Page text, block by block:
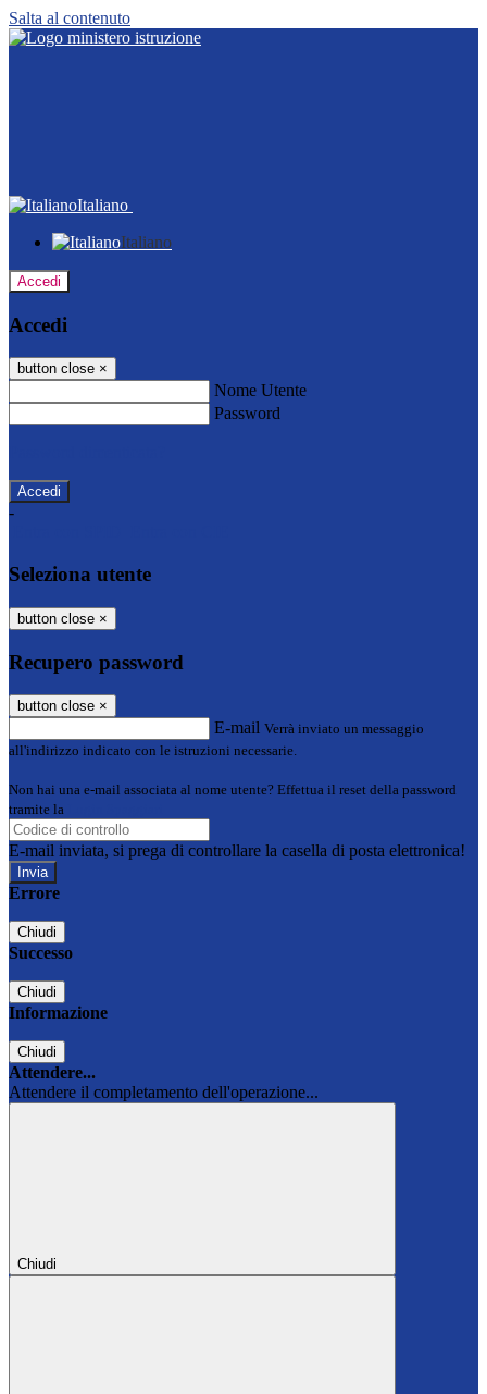
Salta al contenuto
Italiano
Italiano
Accedi
Accedi
button close ×
Nome Utente
Password
-
Seleziona utente
button close ×
Recupero password
button close ×
E-mail Verrà inviato un messaggio
all'indirizzo indicato con le istruzioni necessarie.
Non hai una e-mail associata al nome utente? Effettua il reset della password
tramite la
E-mail inviata, si prega di controllare la casella di posta elettronica!
Errore
Chiudi
Successo
Chiudi
Informazione
Chiudi
Attendere...
Attendere il completamento dell'operazione...
Chiudi